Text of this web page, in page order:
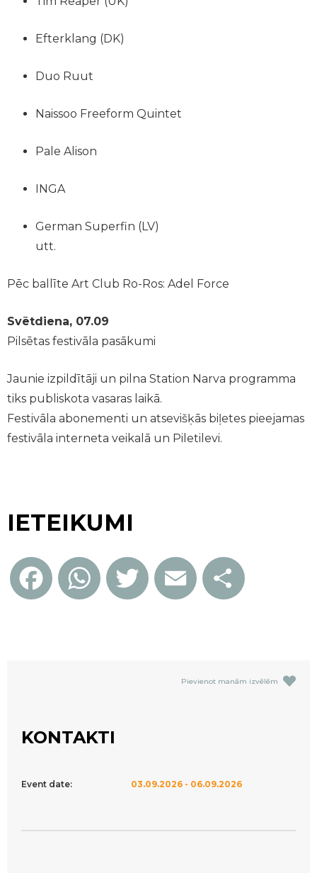
Efterklang (DK)
Duo Ruut
Naissoo Freeform Quintet
Pale Alison
INGA
German Superfin (LV)
utt.
Pēc ballīte Art Club Ro-Ros: Adel Force
Svētdiena, 07.09
Pilsētas festivāla pasākumi
Jaunie izpildītāji un pilna Station Narva programma
tiks publiskota vasaras laikā.
Festivāla abonementi un atsevišķās biļetes pieejamas
festivāla interneta veikalā un Piletilevi.
IETEIKUMI
FacebookWhatsAppTwitter Email
Pievienot manām izvēlēm
KONTAKTI
Event date: 03.09.2026 - 06.09.2026